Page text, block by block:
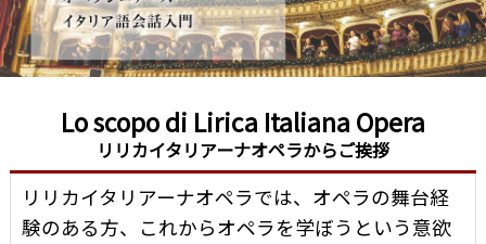
Lo scopo di Lirica Italiana Opera
リリカイタリアーナオペラからご挨拶
リリカイタリアーナオペラでは、オペラの舞台経
験のある方、これからオペラを学ぼうという意欲